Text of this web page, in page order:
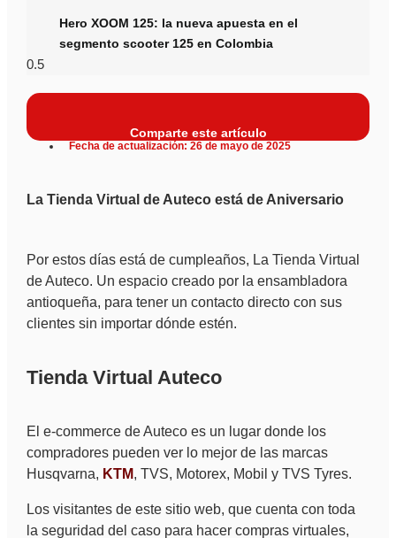
Hero XOOM 125: la nueva apuesta en el
segmento scooter 125 en Colombia
Comparte este artículo
Fecha de actualización: 26 de mayo de 2025
La Tienda Virtual de Auteco está de Aniversario
Por estos días está de cumpleaños, La Tienda Virtual
de Auteco. Un espacio creado por la ensambladora
antioqueña, para tener un contacto directo con sus
clientes sin importar dónde estén.
Tienda Virtual Auteco
El e-commerce de Auteco es un lugar donde los
compradores pueden ver lo mejor de las marcas
Husqvarna, KTM, TVS, Motorex, Mobil y TVS Tyres.
Los visitantes de este sitio web, que cuenta con toda
la seguridad del caso para hacer compras virtuales,